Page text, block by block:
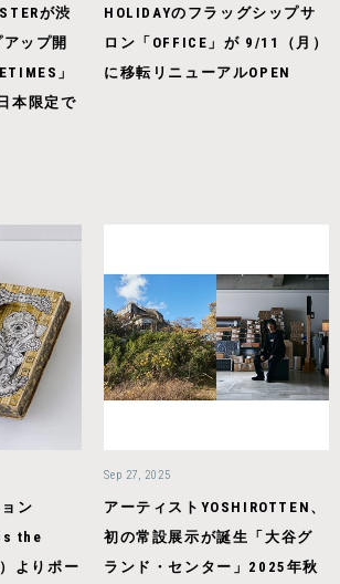
が渋
ップ開
」
本限定で
HOLIDAYのフラッグシップサ
ロン「OFFICE」が 9/11（月）
に移転リニューアルOPEN
ン
the
よりポー
Sep 27, 2025
アーティストYOSHIROTTEN、
初の常設展示が誕生「大谷グ
ランド・センター」2025年秋